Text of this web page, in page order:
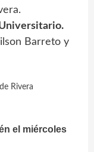
Barreto y
Rivera
el miércoles